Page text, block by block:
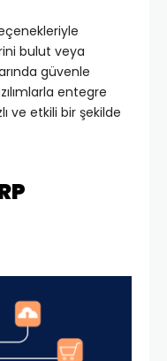
bulut veya
güvenle
entegre
ve etkili bir şekilde